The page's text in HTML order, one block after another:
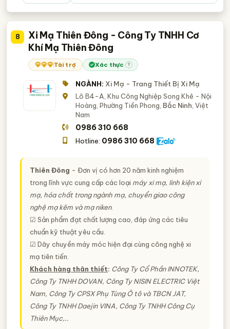
8
Xi Mạ Thiên Đông - Công Ty TNHH Cơ
Khí Mạ Thiên Đông
Tài trợ Xác thực ?
NGÀNH: Xi Mạ - Trang Thiết Bị Xi Mạ
Lô B4-A, Khu Công Nghiệp Song Khê - Nội
Hoàng, Phường Tiền Phong, Bắc Ninh , Việt
Nam
0986 310 668
Hotline: 0986 310 668
Thiên Đông - Đơn vị có hơn 20 năm kinh nghiệm
trong lĩnh vực cung cấp các loại máy xi mạ, linh kiện xi
mạ, hóa chất trong ngành mạ, chuyển giao công
nghệ mạ kẽm và mạ niken.
☑ Sản phẩm đạt chất lượng cao, đáp ứng các tiêu
chuẩn kỹ thuật yêu cầu.
☑ Dây chuyền máy móc hiện đại cùng công nghệ xi
mạ tiên tiến.
Khách hàng thân thiết: Công Ty Cổ Phần INNOTEK,
Công Ty TNHH DOVAN, Công Ty NISIN ELECTRIC Việt
Nam, Công Ty CPSX Phụ Tùng Ô tô và TBCN JAT,
Công Ty TNHH Daejin VINA, Công Ty TNHH Công Cụ
Thiên Mục,..